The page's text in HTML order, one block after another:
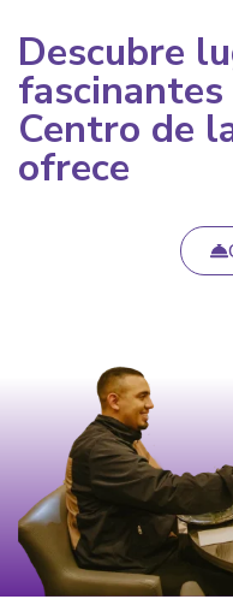
Descubre
Centro de
ofrece